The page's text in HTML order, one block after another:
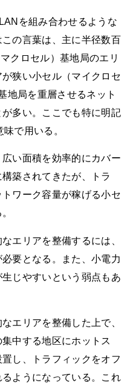
を組み合わせるような
の言葉は、主に半径数百
クロセル）基地局のエリ
狭い小セル（マイクロセ
地局を重層させるネット
多い。ここでも特に明記
で用いる。
い面積を効率的にカバー
築されてきたが、トラ
ワーク容量が稼げる小セ
エリアを整備するには、
要となる。また、小電力
じやすいという弱点もあ
エリアを整備した上で、
中する地区にホットス
し、トラフィックをオフ
ようになっている。これ